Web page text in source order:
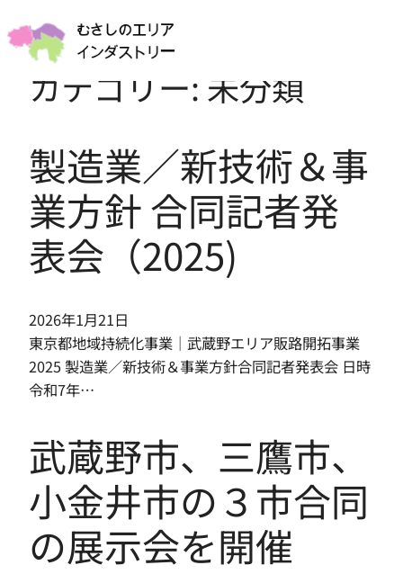
容
アーカイブページ作成テスト
カテゴリー: 未分類
製造業／新技術＆事
業方針 合同記者発
表会（2025)
2026年1月21日
東京都地域持続化事業｜武蔵野エリア販路開拓事業
2025 製造業／新技術＆事業方針合同記者発表会 日時
令和7年…
武蔵野市、三鷹市、
小金井市の３市合同
の展示会を開催